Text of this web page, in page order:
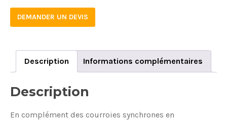
25-
100M-
DEMANDER UN DEVIS
Description Informations complémentaires
Description
En complément des courroies synchrones en